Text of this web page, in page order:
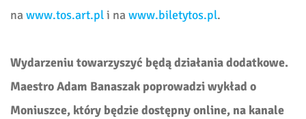
nawww.tos.art.pli nawww.biletytos.pl.
Wydarzeniu towarzyszyć będą działania dodatkowe.
Maestro Adam Banaszak poprowadzi wykład o
Moniuszce, który będzie dostępny online, na kanale